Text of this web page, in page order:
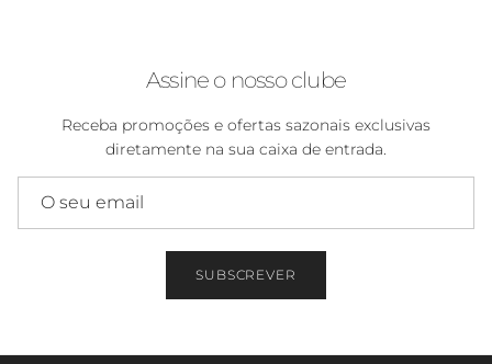
Assine o nosso clube
Receba promoções e ofertas sazonais exclusivas
diretamente na sua caixa de entrada.
SUBSCREVER